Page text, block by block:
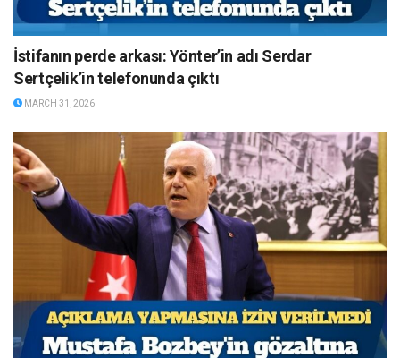
İstifanın perde arkası: Yönter’in adı Serdar
Sertçelik’in telefonunda çıktı
MARCH 31, 2026